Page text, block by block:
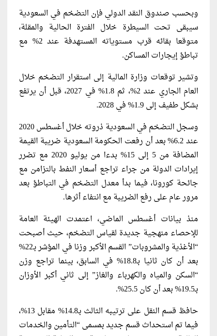
وبحسب صندوق النقد الدولي فإن التضخم في السعودية
سيبقى تحت السيطرة خلال الفترة الحالية والمقلة،
متوقعا بقائه قرب مستوياته المستهدفة عند 2% مع
تباطؤ إيجارات المساكن.
وتشير توقعات وزارة المالية إلى استقرار التضخم خلال
العام الجاري عند 2%، ثم 1.8% في 2027، قبل أن يرتفع
بشكل طفيف إلى 1.9% في 2028.
وسجل التضخم في السعودية ذروته خلال أغسطس 2020
عند 6.2% بعد أن رفعت الحكومة السعودية ضريبة القيمة
المضافة من 5 إلى 15% بدءا من يوليو 2020 مع تضرر
إيرادات الدولة من جراء تراجع أسعار النفط بالتزامن مع
جائحة كورونا، فيما بدأ معدل التضخم في التباطؤ بعد
مرور عام على رفع الضريبة مع انتفاء أثرها.
منذ بيانات أغسطس الماضي، اعتمدت الهيئة العامة
للإحصاء منهجية جديدة لقياس التضخم، حيث أصبحت
“الأغذية والمشروبات” القسم الأكبر وزنا في المؤشر بـ22%
بعد أن كان ثانيا بـ18.8% في السابق، بينما تراجع وزن
“السكن والمياه والكهرباء والغاز” إلى ثاني أكبر الأوزان
بـ19.5% بعد أن كان 25.5%.
حافظ قسم النقل على ترتيبه الثالث بـ14.8% مقابل 13%،
فيما تم استحداث قسم جديد بمسمى “التأمين والخدمات